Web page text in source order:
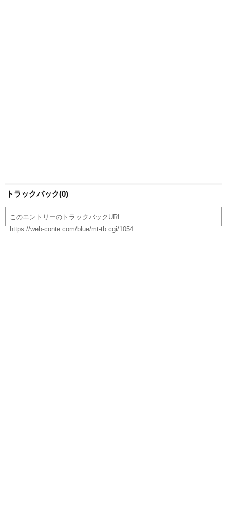
トラックバック(0)
このエントリーのトラックバックURL:
https://web-conte.com/blue/mt-tb.cgi/1054